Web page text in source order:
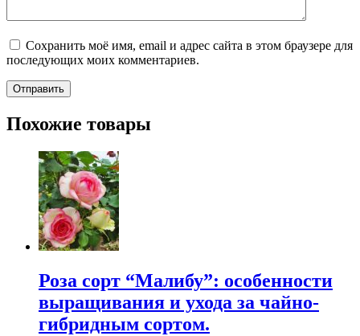
Сохранить моё имя, email и адрес сайта в этом браузере для
последующих моих комментариев.
Похожие товары
Роза сорт “Малибу”: особенности
выращивания и ухода за чайно-
гибридным сортом.